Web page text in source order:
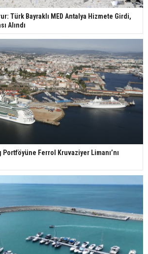
Türk Bayraklı MED Antalya Hizmete Girdi,
Alındı
Ferrol Kruvaziyer Limanı’nı